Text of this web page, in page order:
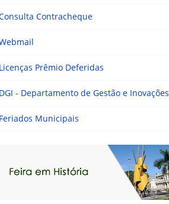
Contracheque
Prêmio Deferidas
- Departamento de Gestão e Inovações
Municipais